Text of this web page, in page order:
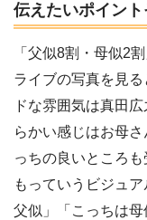
伝えたいポイン
「父似8割・母似2
ライブの写真を見
ドな雰囲気は真田
らかい感じはお母
っちの良いところ
もっていうビジュ
父似」「こっちは